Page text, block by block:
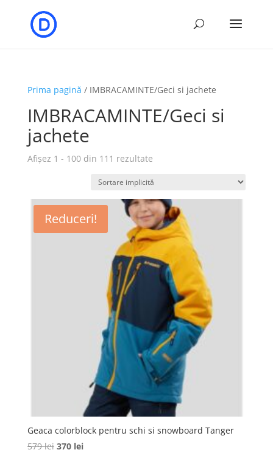
Prima pagină / IMBRACAMINTE/Geci si jachete
IMBRACAMINTE/Geci si
jachete
Afișez 1 - 100 din 111 rezultate
Reduceri!
Geaca colorblock pentru schi si snowboard Tanger
579lei Prețul
370 leiPrețul